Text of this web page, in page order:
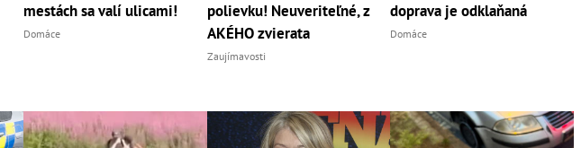
mestách sa valí ulicami!
Domáce
polievku! Neuveriteľné, z
AKÉHO zvierata
Zaujímavosti
doprava je odklaňaná
Domáce